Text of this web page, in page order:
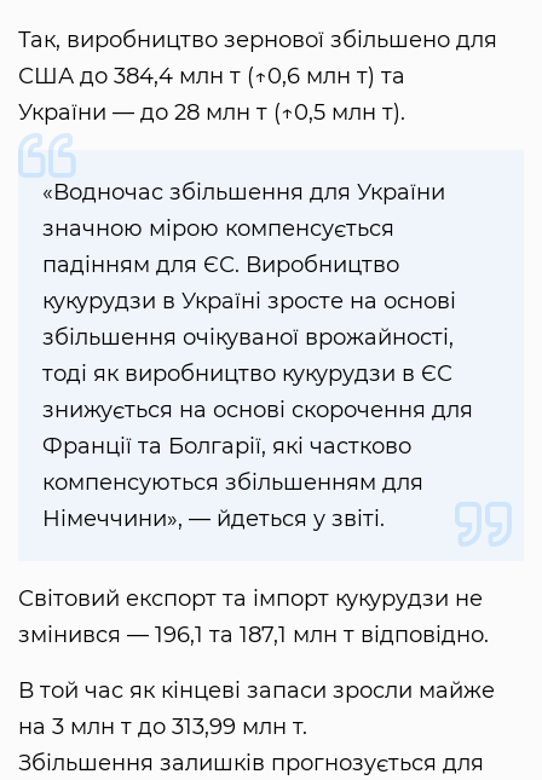
Так, виробництво зернової збільшено для
США до 384,4 млн т (↑0,6 млн т) та
України — до 28 млн т (↑0,5 млн т).
«Водночас збільшення для України
значною мірою компенсується
падінням для ЄС. Виробництво
кукурудзи в Україні зросте на основі
збільшення очікуваної врожайності,
тоді як виробництво кукурудзи в ЄС
знижується на основі скорочення для
Франції та Болгарії, які частково
компенсуються збільшенням для
Німеччини», — йдеться у звіті.
Світовий експорт та імпорт кукурудзи не
змінився — 196,1 та 187,1 млн т відповідно.
В той час як кінцеві запаси зросли майже
на 3 млн т до 313,99 млн т.
Збільшення залишків прогнозується для